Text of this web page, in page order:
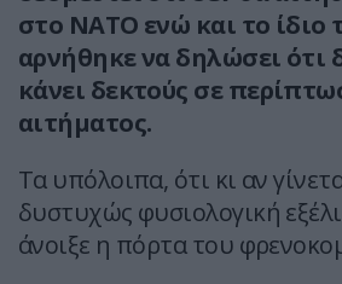
στο ΝΑΤΟ ενώ και το ίδιο
αρνήθηκε να δηλώσει ότι
κάνει δεκτούς σε
αιτήματος.
Τα υπόλοιπα, ότι κι αν
δυστυχώς φυσιολογική
άνοιξε η πόρτα του